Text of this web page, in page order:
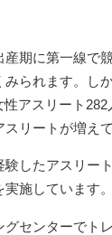
期に第一線
られます。
アスリート
リートが増えて
したアスリ
施しています。
センターで